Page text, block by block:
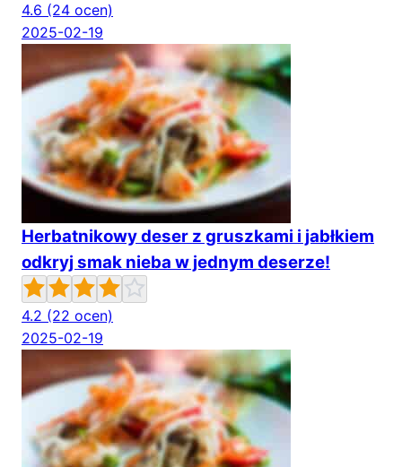
4.6 (24 ocen)
2025-02-19
Herbatnikowy deser z gruszkami i jabłkiem
odkryj smak nieba w jednym deserze!
4.2 (22 ocen)
2025-02-19